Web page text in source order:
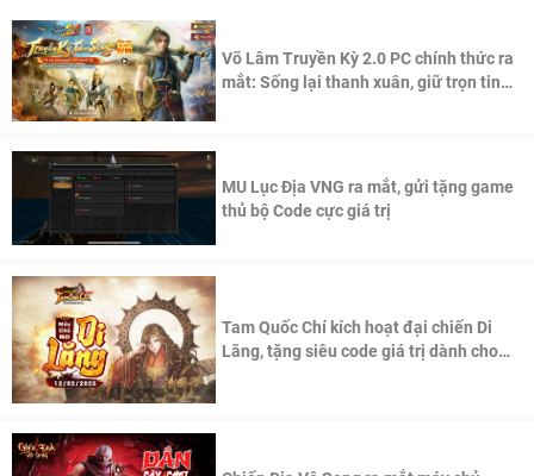
Võ Lâm Truyền Kỳ 2.0 PC chính thức ra
mắt: Sống lại thanh xuân, giữ trọn tinh
MU Lục Địa VNG ra mắt, gửi tặng game
thủ bộ Code cực giá trị
Tam Quốc Chí kích hoạt đại chiến Di
Lăng, tặng siêu code giá trị dành cho